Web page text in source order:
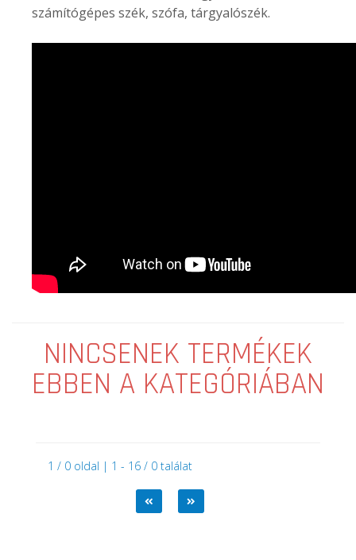
számítógépes szék, szófa, tárgyalószék.
NINCSENEK TERMÉKEK
EBBEN A KATEGÓRIÁBAN
1 / 0 oldal | 1 - 16 / 0 találat